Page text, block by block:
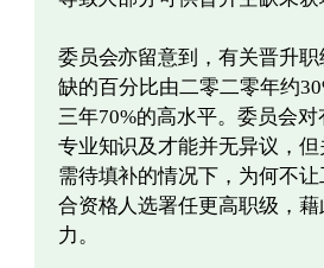
委员会亦留意到，有关晋升
缺的百分比由二零二零年约
三年70%的高水平。委员会
专业知识及才能并无异议，
需待填补的情况下，为何不
合资格人选署任更高职级，
力。